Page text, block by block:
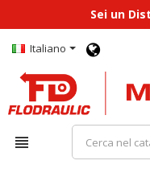
Sei un
Italiano
view_headline